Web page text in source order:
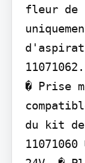
fleur de
� Prise
du kit